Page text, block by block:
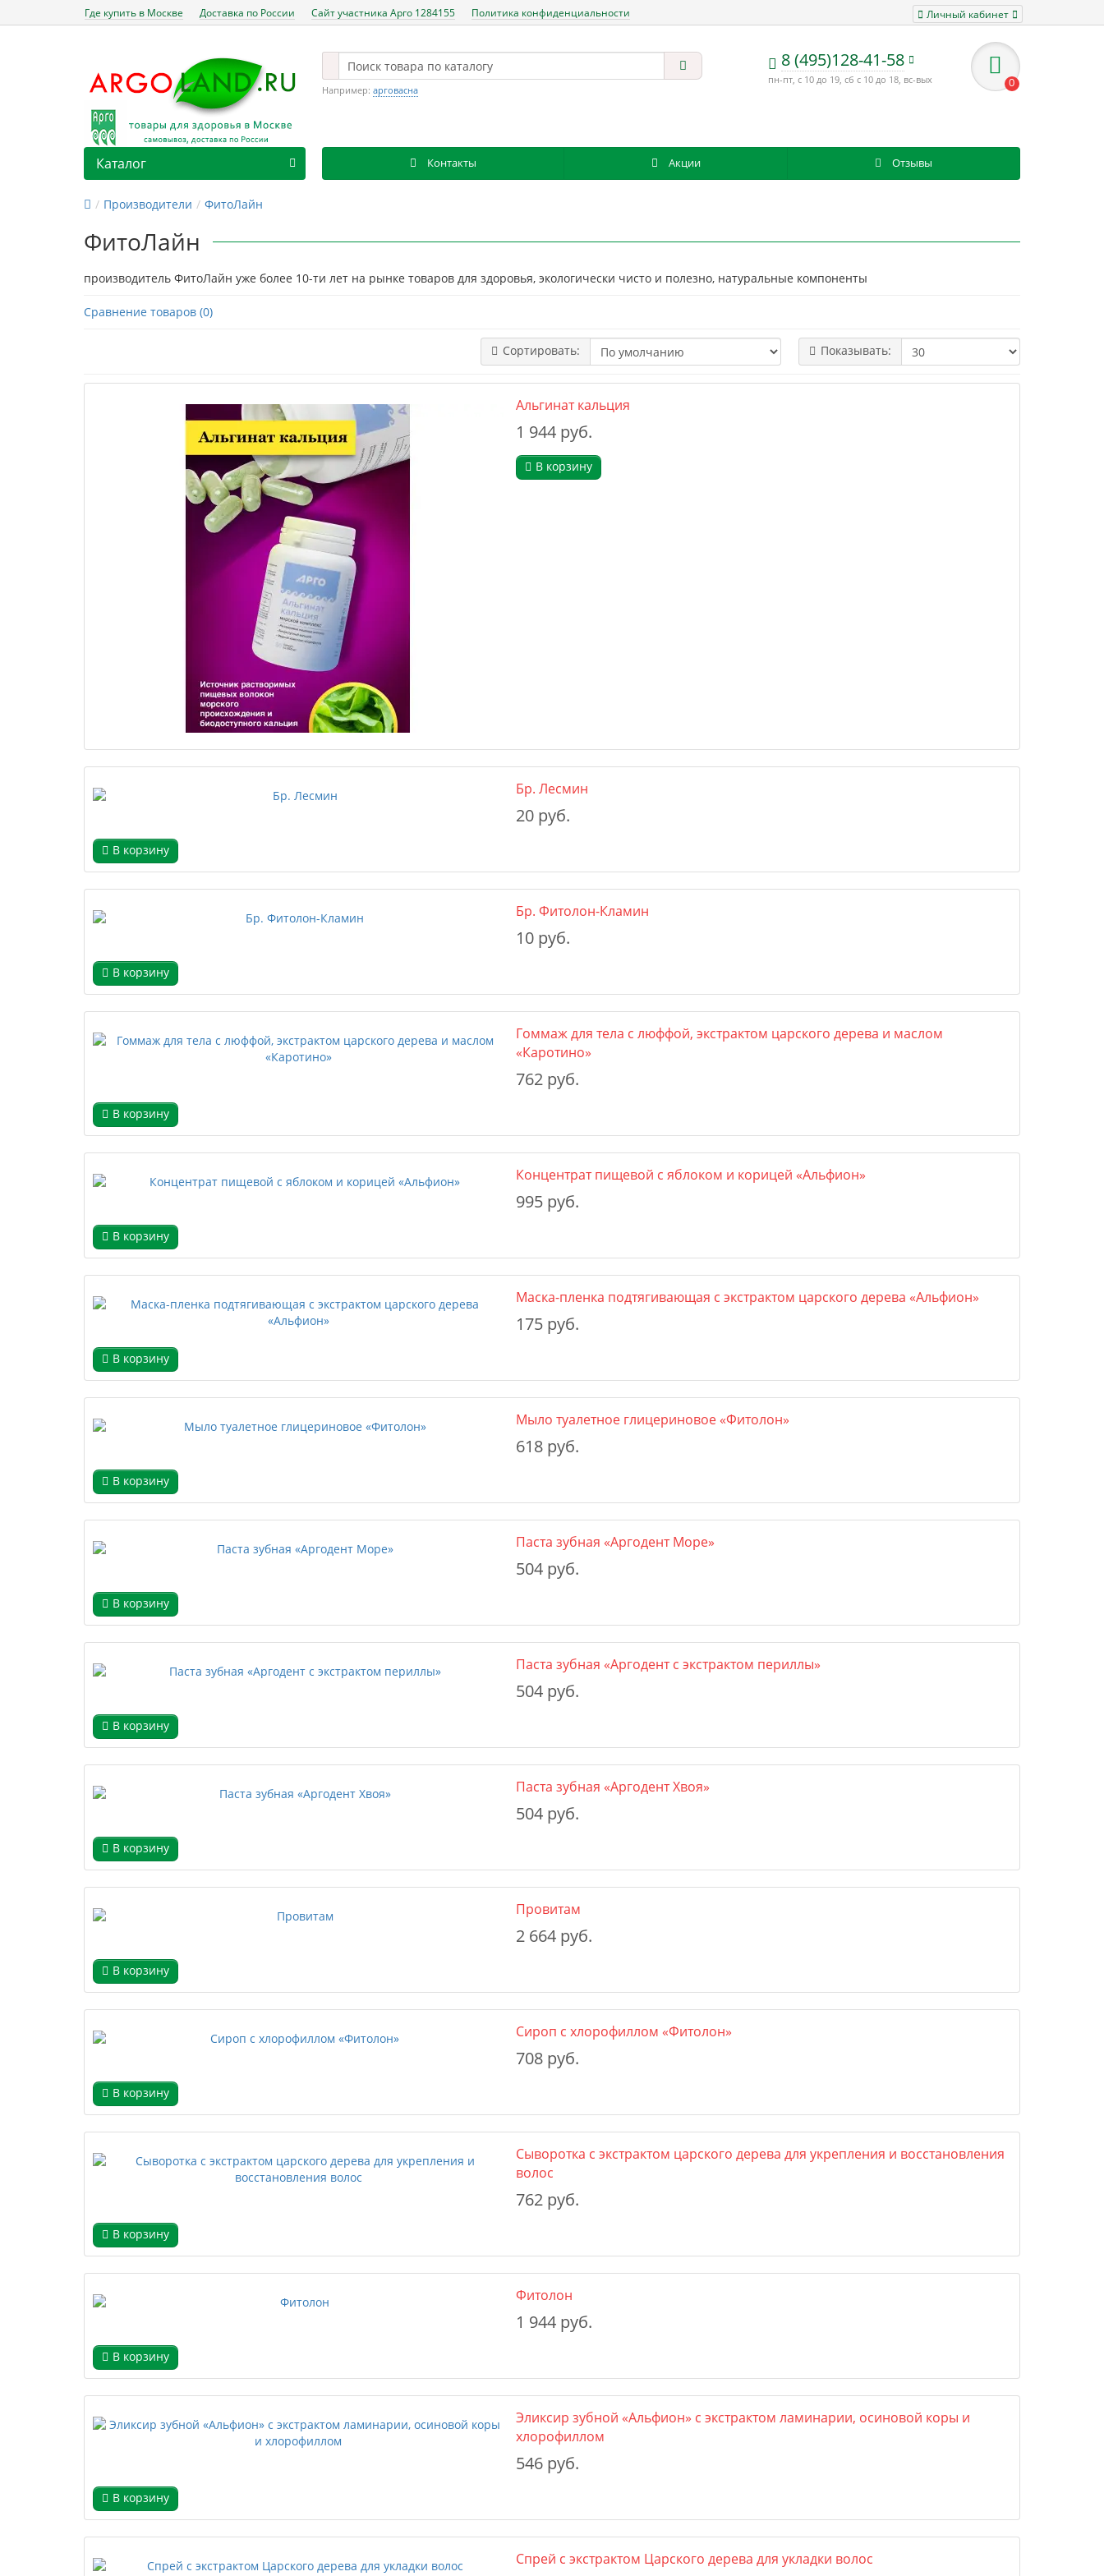
Личный кабинет
Где купить в Москве Доставка по России Сайт участника Арго 1284155 Политика конфиденциальности
8 (495)128-41-58
пн-пт, с 10 до 19, сб с 10 до 18, вс-вых 0
Например: арговасна
Контакты Акции Отзывы
Каталог
Производители ФитоЛайн
ФитоЛайн
производитель ФитоЛайн уже более 10-ти лет на рынке товаров для здоровья, экологически чисто и полезно, натуральные компоненты
Сравнение товаров (0)
Сортировать: Показывать:
Альгинат кальция
1 944 руб.
В корзину
Бр. Лесмин
20 руб.
В корзину
Бр. Фитолон-Кламин
10 руб.
В корзину
Гоммаж для тела с люффой, экстрактом царского дерева и маслом
«Каротино»
762 руб.
В корзину
Концентрат пищевой с яблоком и корицей «Альфион»
995 руб.
В корзину
Маска-пленка подтягивающая с экстрактом царского дерева «Альфион»
175 руб.
В корзину
Мыло туалетное глицериновое «Фитолон»
618 руб.
В корзину
Паста зубная «Аргодент Море»
504 руб.
В корзину
Паста зубная «Аргодент с экстрактом периллы»
504 руб.
В корзину
Паста зубная «Аргодент Хвоя»
504 руб.
В корзину
Провитам
2 664 руб.
В корзину
Сироп с хлорофиллом «Фитолон»
708 руб.
В корзину
Сыворотка с экстрактом царского дерева для укрепления и восстановления
волос
762 руб.
В корзину
Фитолон
1 944 руб.
В корзину
Эликсир зубной «Альфион» с экстрактом ламинарии, осиновой коры и
хлорофиллом
546 руб.
В корзину
Спрей с экстрактом Царского дерева для укладки волос